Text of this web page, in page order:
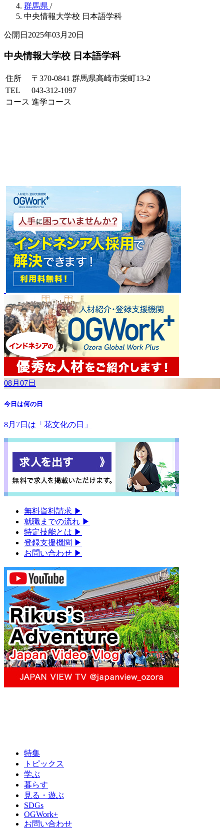
群馬県 /
中央情報大学校 日本語学科
公開日2025年03月20日
中央情報大学校 日本語学科
住所
〒370-0841 群馬県高崎市栄町13-2
TEL
043-312-1097
コース 進学コース
08月07日
今日は何の日
8月7日は「花文化の日」
無料資料請求 ▶︎
就職までの流れ ▶︎
特定技能とは ▶︎
登録支援機関 ▶︎
お問い合わせ ▶︎
特集
トピックス
学ぶ
暮らす
見る・遊ぶ
SDGs
OGWork+
お問い合わせ